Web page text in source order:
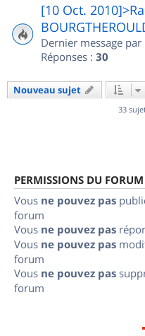
[10 Oct.
Dernier message par
Réponses : 30
Nouveau sujet
33
PERMISSIONS DU FORUM
Vous ne pouvez pas
forum
Vous ne pouvez pas
Vous ne pouvez pas
forum
Vous ne pouvez pas
forum